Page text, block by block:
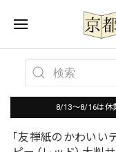
8/13～8/16は休
｢友禅紙のかわいい